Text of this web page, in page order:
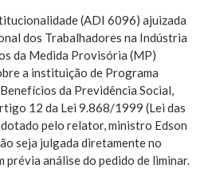
(ADI 6096) ajuizada
dos Trabalhadores na Indústria
da Medida Provisória (MP)
a instituição de Programa
da Previdência Social,
12 da Lei 9.868/1999 (Lei das
pelo relator, ministro Edson
seja julgada diretamente no
prévia análise do pedido de liminar.